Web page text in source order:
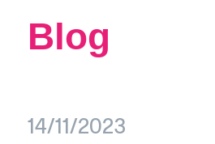
Blog
14/11/2023